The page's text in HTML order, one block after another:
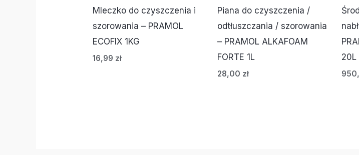
Mleczko do czyszczenia i
szorowania – PRAMOL
ECOFIX 1KG
16,99 zł
Piana do czyszczenia /
odtłuszczania / szorowania
– PRAMOL ALKAFOAM
FORTE 1L
28,00 zł
20L